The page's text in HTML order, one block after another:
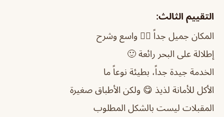
التقييم الثالث:
المكان جميل جداً 👌🏼 واسع وشرح
إطلالة على البحر رائعة 🙂
الخدمة جيدة جداً، بطيئة نوعاً ما
الأكل للأمانة لذيذ 😋 ولكن الأطباق صغيرة
المقبلات ليست بالشكل المطلوب